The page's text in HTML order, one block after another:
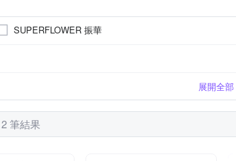
SUPERFLOWER 振華
展開全部
筆結果